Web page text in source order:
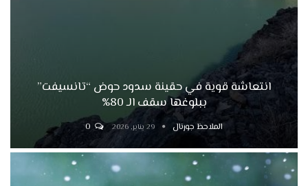
انتعاشة قوية في حقينة سدود حوض “تانسيفت”
ببلوغها سقف الـ 80%
الملاحظ جورنال 29 يناير, 2026